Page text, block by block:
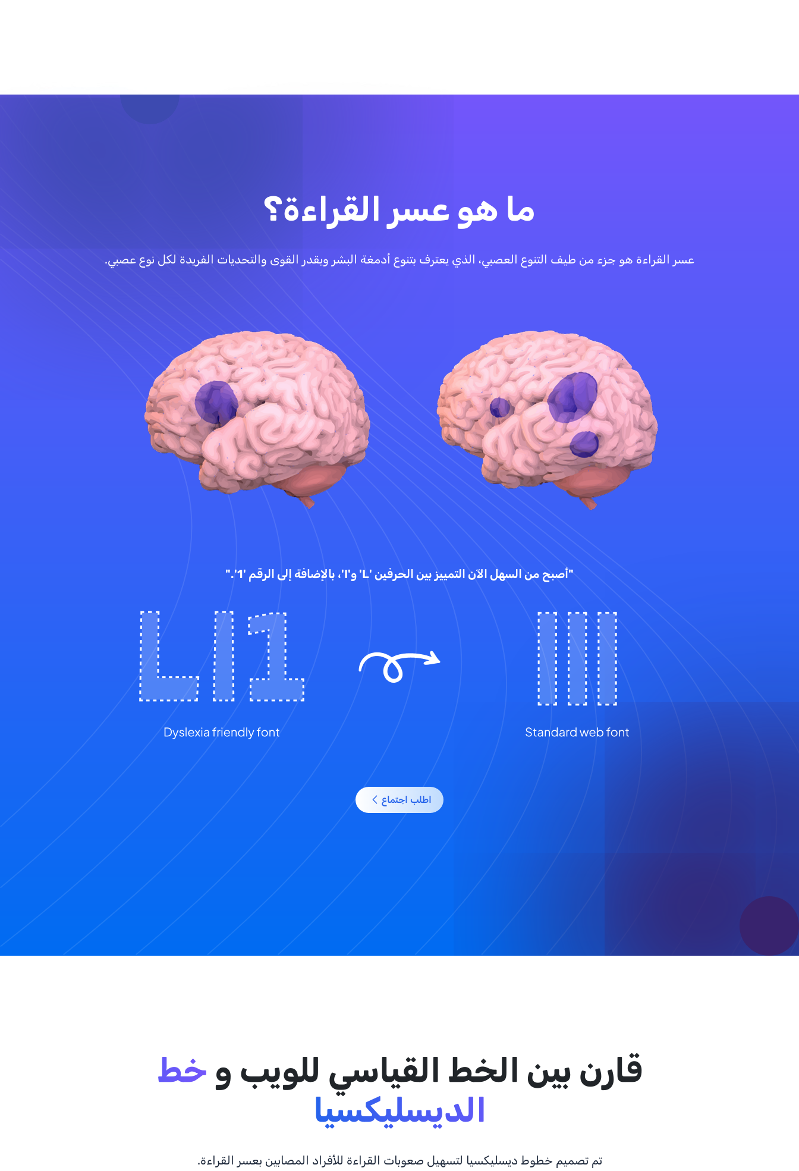
ما هو عسر القراءة؟
عسر القراءة هو جزء من طيف التنوع العصبي، الذي يعترف بتنوع أدمغة البشر ويقدر القوى والتحديات الفريدة لكل نوع عصبي.
"أصبح من السهل الآن التمييز بين الحرفين 'L' و'I'، بالإضافة إلى الرقم '1'."
اطلب اجتماع
قارن بين الخط القياسي للويب و خط
الديسليكسيا
تم تصميم خطوط ديسليكسيا لتسهيل صعوبات القراءة للأفراد المصابين بعسر القراءة.